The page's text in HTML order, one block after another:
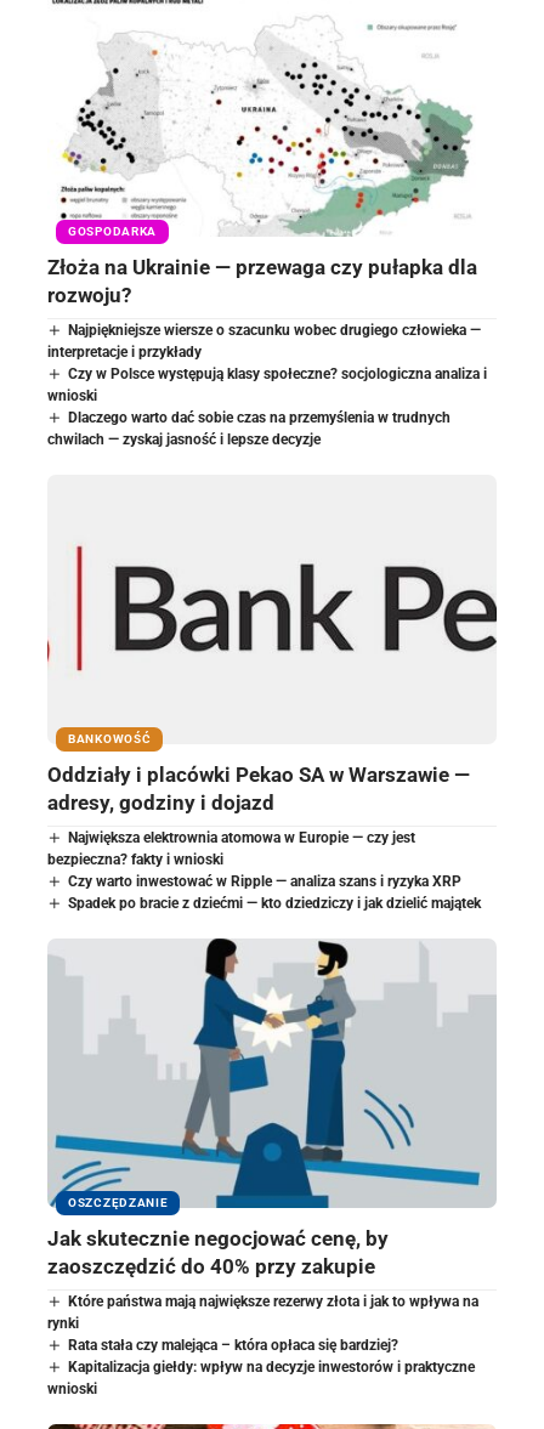
GOSPODARKA
Złoża na Ukrainie — przewaga czy pułapka dla
rozwoju?
Najpiękniejsze wiersze o szacunku wobec drugiego człowieka —
interpretacje i przykłady
Czy w Polsce występują klasy społeczne? socjologiczna analiza i
wnioski
Dlaczego warto dać sobie czas na przemyślenia w trudnych
chwilach — zyskaj jasność i lepsze decyzje
BANKOWOŚĆ
Oddziały i placówki Pekao SA w Warszawie —
adresy, godziny i dojazd
Największa elektrownia atomowa w Europie — czy jest
bezpieczna? fakty i wnioski
Czy warto inwestować w Ripple — analiza szans i ryzyka XRP
Spadek po bracie z dziećmi — kto dziedziczy i jak dzielić majątek
OSZCZĘDZANIE
Jak skutecznie negocjować cenę, by
zaoszczędzić do 40% przy zakupie
Które państwa mają największe rezerwy złota i jak to wpływa na
rynki
Rata stała czy malejąca – która opłaca się bardziej?
Kapitalizacja giełdy: wpływ na decyzje inwestorów i praktyczne
wnioski